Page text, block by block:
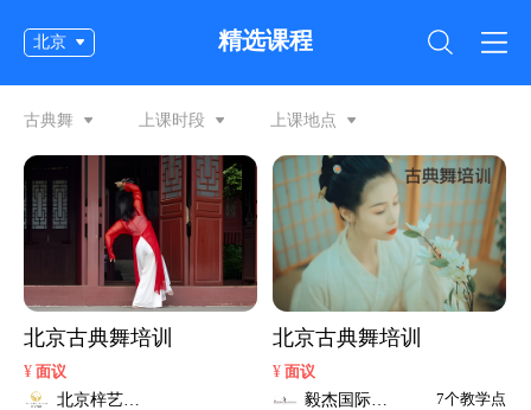
北京 精选课程
古典舞 上课时段 上课地点
北京古典舞培训
¥ 面议
北京梓艺教
北京古典舞培训
¥ 面议
毅杰国际艺
7个教学点